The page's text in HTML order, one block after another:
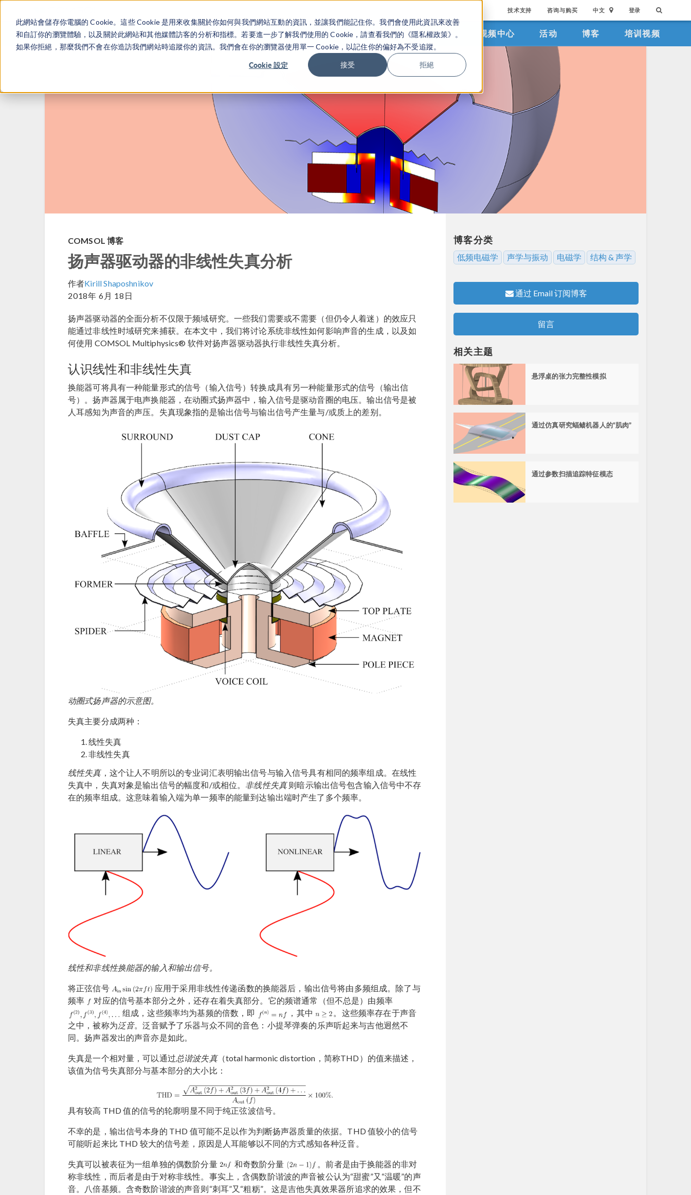
此網站會儲存你電腦的 Cookie。這些 Cookie 是用來收集關於你如何與我們網站互動的資訊，並讓我們能記住你。我們會使用此資訊來改善
和自訂你的瀏覽體驗，以及關於此網站和其他媒體訪客的分析和指標。若要進一步了解我們使用的 Cookie，請查看我們的《隱私權政策》。
如果你拒絕，那麼我們不會在你造訪我們網站時追蹤你的資訊。我們會在你的瀏覽器使用單一 Cookie，以記住你的偏好為不受追蹤。
Cookie 設定 接受 拒絕
技术支持 咨询与购买 中文 登录
产品 行业应用 视频中心 活动 博客 培训视频
COMSOL 博客
扬声器驱动器的非线性失真分析
作者Kirill Shaposhnikov
2018年 6月 18日
扬声器驱动器的全面分析不仅限于频域研究。一些我们需要或不需要（但仍令人着迷）的效应只
能通过非线性时域研究来捕获。在本文中，我们将讨论系统非线性如何影响声音的生成，以及如
何使用 COMSOL Multiphysics® 软件对扬声器驱动器执行非线性失真分析。
认识线性和非线性失真
换能器可将具有一种能量形式的信号（输入信号）转换成具有另一种能量形式的信号（输出信
号）。扬声器属于电声换能器，在动圈式扬声器中，输入信号是驱动音圈的电压。输出信号是被
人耳感知为声音的声压。失真现象指的是输出信号与输出信号产生量与/或质上的差别。
动圈式扬声器的示意图。
失真主要分成两种：
线性失真
非线性失真
线性失真，这个让人不明所以的专业词汇表明输出信号与输入信号具有相同的频率组成。在线性
失真中，失真对象是输出信号的幅度和/或相位。 非线性失真则暗示输出信号包含输入信号中不存
在的频率组成。这意味着输入端为单一频率的能量到达输出端时产生了多个频率。
线性和非线性换能器的输入和输出信号。
将正弦信号
应用于采用非线性传递函数的换能器后，输出信号将由多频组成。除了与
频率
对应的信号基本部分之外，还存在着失真部分。它的频谱通常（但不总是）由频率
组成，这些频率均为基频的倍数，即
，其中
。这些频率存在于声音
之中，被称为泛音。泛音赋予了乐器与众不同的音色：小提琴弹奏的乐声听起来与吉他迥然不
同。扬声器发出的声音亦是如此。
失真是一个相对量，可以通过总谐波失真（total harmonic distortion，简称THD）的值来描述，
该值为信号失真部分与基本部分的大小比：
具有较高 THD 值的信号的轮廓明显不同于纯正弦波信号。
不幸的是，输出信号本身的 THD 值可能不足以作为判断扬声器质量的依据。THD 值较小的信号
可能听起来比 THD 较大的信号差，原因是人耳能够以不同的方式感知各种泛音。
失真可以被表征为一组单独的偶数阶分量 和奇数阶分量
。前者是由于换能器的非对
称非线性，而后者是由于对称非线性。事实上，含偶数阶谐波的声音被公认为“甜蜜”又“温暖”的声
音。八倍基频。含奇数阶谐波的声音则“刺耳”又“粗粝”。这是吉他失真效果器所追求的效果，但不
博客分类
低频电磁学 声学与振动 电磁学 结构 & 声学
通过 Email 订阅博客
留言
相关主题
悬浮桌的张力完整性模拟
通过仿真研究蝠鲼机器人的“肌肉”
通过参数扫描追踪特征模态